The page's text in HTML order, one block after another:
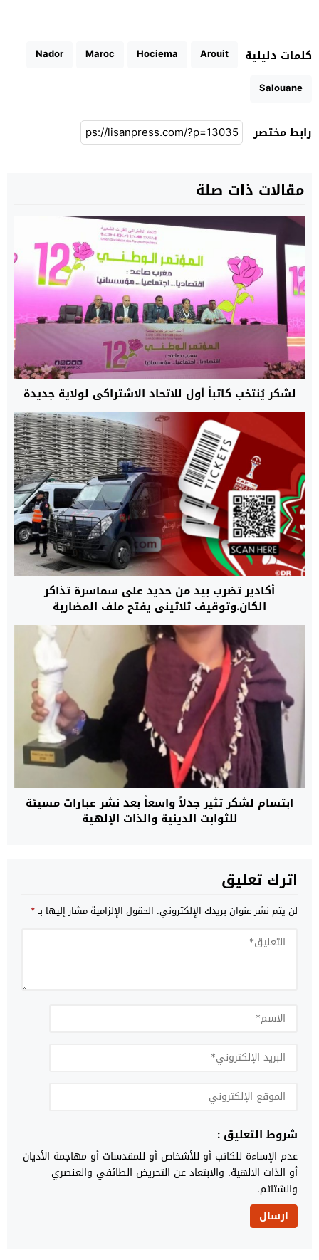
كلمات دليلية Arouit
Hociema
Maroc
Nador
Salouane
رابط مختصر
مقالات ذات صلة
لشكر يُنتخب كاتباً أول للاتحاد الاشتراكي لولاية جديدة
أكادير تضرب بيد من حديد على سماسرة تذاكر
الكان.وتوقيف ثلاثيني يفتح ملف المضاربة
ابتسام لشكر تثير جدلاً واسعاً بعد نشر عبارات مسيئة
للثوابت الدينية والذات الإلهية
اترك تعليق
لن يتم نشر عنوان بريدك الإلكتروني. الحقول الإلزامية مشار إليها بـ*
شروط التعليق :
عدم الإساءة للكاتب أو للأشخاص أو للمقدسات أو مهاجمة الأديان
أو الذات الالهية. والابتعاد عن التحريض الطائفي والعنصري
والشتائم.